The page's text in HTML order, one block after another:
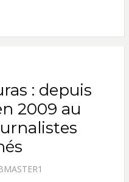
: depuis
2009 au